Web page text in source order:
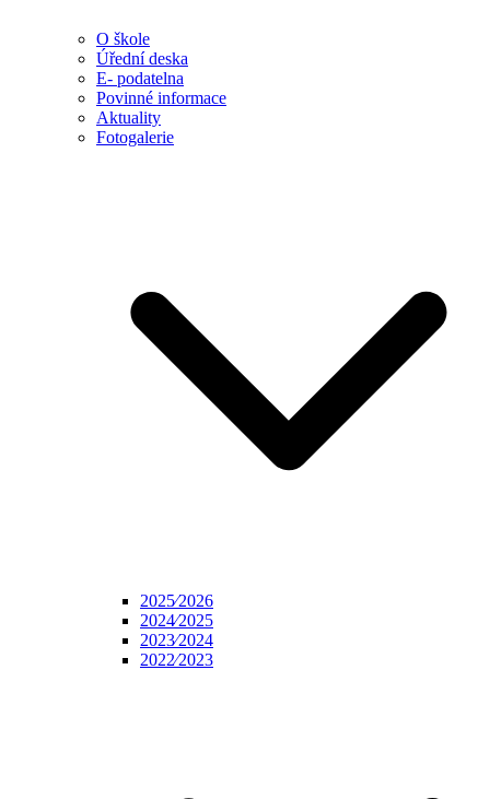
O škole
Úřední deska
E- podatelna
Povinné informace
Aktuality
Fotogalerie
2025⁄2026
2024⁄2025
2023⁄2024
2022⁄2023